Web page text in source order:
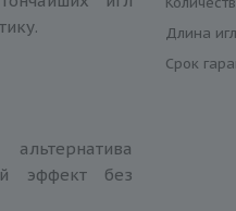
эффект без
Длина
Срок